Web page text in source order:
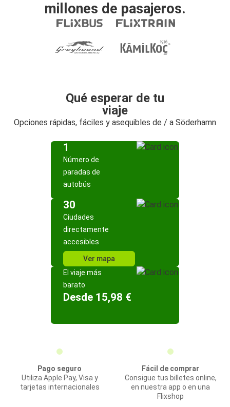
millones de pasajeros.
Qué esperar de tu
viaje
Opciones rápidas, fáciles y asequibles de / a Söderhamn
1
Número de
paradas de
autobús
30
Ciudades
directamente
accesibles
Ver mapa
El viaje más
barato
Desde 15,98 €
Pago seguro
Utiliza Apple Pay, Visa y
tarjetas internacionales
Fácil de comprar
Consigue tus billetes online,
en nuestra app o en una
Flixshop